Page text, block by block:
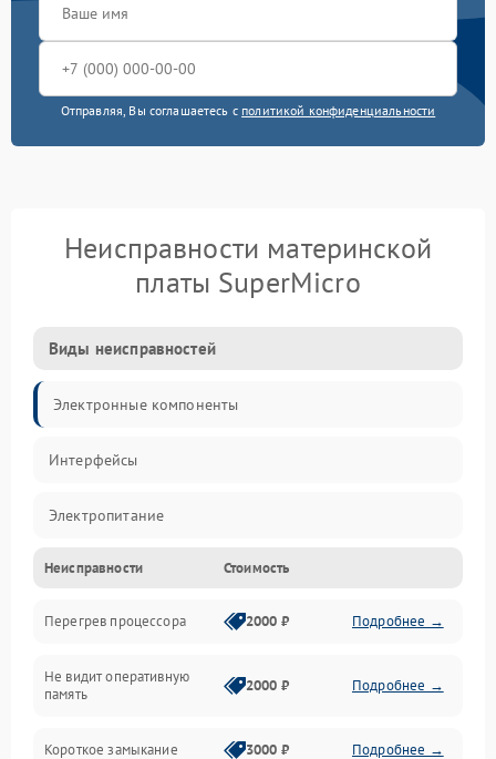
Отправляя, Вы соглашаетесь с политикой конфиденциальности
Неисправности материнской
платы SuperMicro
Виды неисправностей
Электронные компоненты
Интерфейсы
Электропитание
Корпус/Герметичность
Механика
ПО/Микропрограмма
Неисправности Стоимость
Перегрев процессора 2000 ₽ Подробнее →
Не видит оперативную
память
2000 ₽ Подробнее →
Короткое замыкание 3000 ₽ Подробнее →